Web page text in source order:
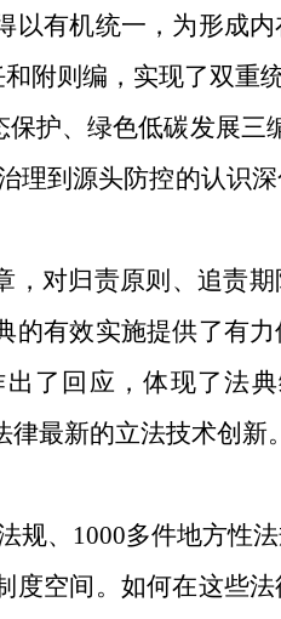
以有机统一，为形成
附则编，实现了双重统
护、绿色低碳发展三
理到源头防控的认识
，对归责原则、追责
有效实施提供了有
了回应，体现了法
最新的立法技术创新。
规、 1000多件地方性
度空间。如何在这些